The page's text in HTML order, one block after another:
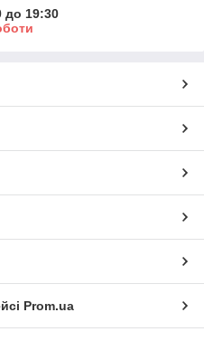
до 19:30
Prom.ua